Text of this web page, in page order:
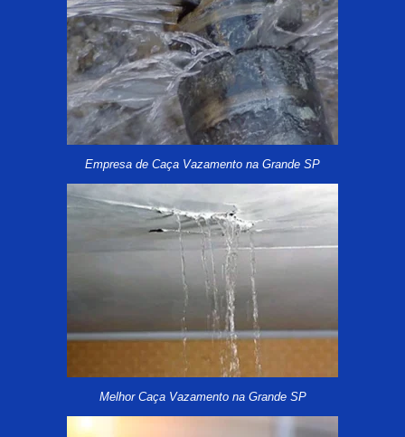
Empresa de Caça Vazamento na Grande SP
Melhor Caça Vazamento na Grande SP